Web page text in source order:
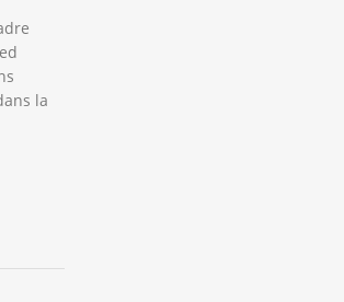
la